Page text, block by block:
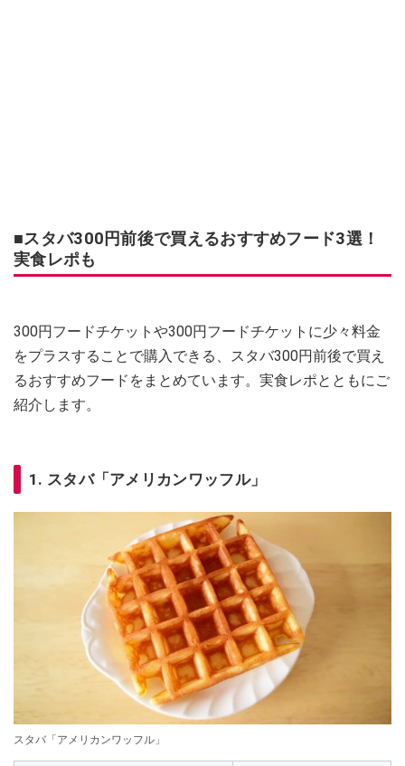
■スタバ300円前後で買えるおすすめフード3選！
実食レポも
300円フードチケットや300円フードチケットに少々料金
をプラスすることで購入できる、スタバ300円前後で買え
るおすすめフードをまとめています。実食レポとともにご
紹介します。
1. スタバ「アメリカンワッフル」
スタバ「アメリカンワッフル」